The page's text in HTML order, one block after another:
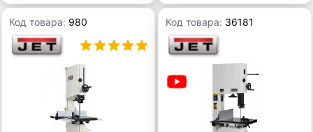
Код товара: 980 Код товара: 36181